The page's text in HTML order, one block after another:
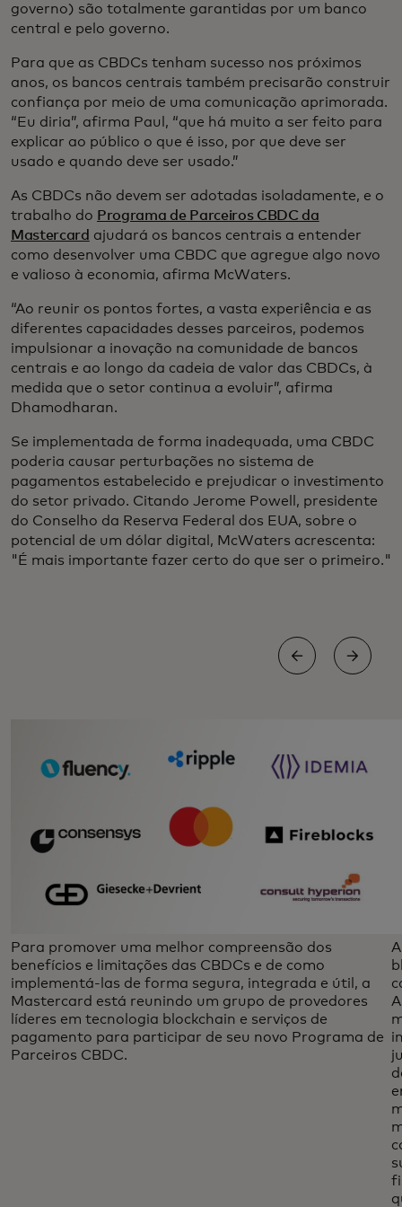
governo) são totalmente garantidas por um banco
central e pelo governo.
Para que as CBDCs tenham sucesso nos próximos
anos, os bancos centrais também precisarão construir
confiança por meio de uma comunicação aprimorada.
“Eu diria”, afirma Paul, “que há muito a ser feito para
explicar ao público o que é isso, por que deve ser
usado e quando deve ser usado.”
As CBDCs não devem ser adotadas isoladamente, e o
trabalho do Programa de Parceiros CBDC da
Mastercard ajudará os bancos centrais a entender
como desenvolver uma CBDC que agregue algo novo
e valioso à economia, afirma McWaters.
“Ao reunir os pontos fortes, a vasta experiência e as
diferentes capacidades desses parceiros, podemos
impulsionar a inovação na comunidade de bancos
centrais e ao longo da cadeia de valor das CBDCs, à
medida que o setor continua a evoluir”, afirma
Dhamodharan.
Se implementada de forma inadequada, uma CBDC
poderia causar perturbações no sistema de
pagamentos estabelecido e prejudicar o investimento
do setor privado. Citando Jerome Powell, presidente
do Conselho da Reserva Federal dos EUA, sobre o
potencial de um dólar digital, McWaters acrescenta:
"É mais importante fazer certo do que ser o primeiro."
Para promover uma melhor compreensão dos
benefícios e limitações das CBDCs e de como
implementá-las de forma segura, integrada e útil, a
Mastercard está reunindo um grupo de provedores
líderes em tecnologia blockchain e serviços de
pagamento para participar de seu novo Programa de
Parceiros CBDC.